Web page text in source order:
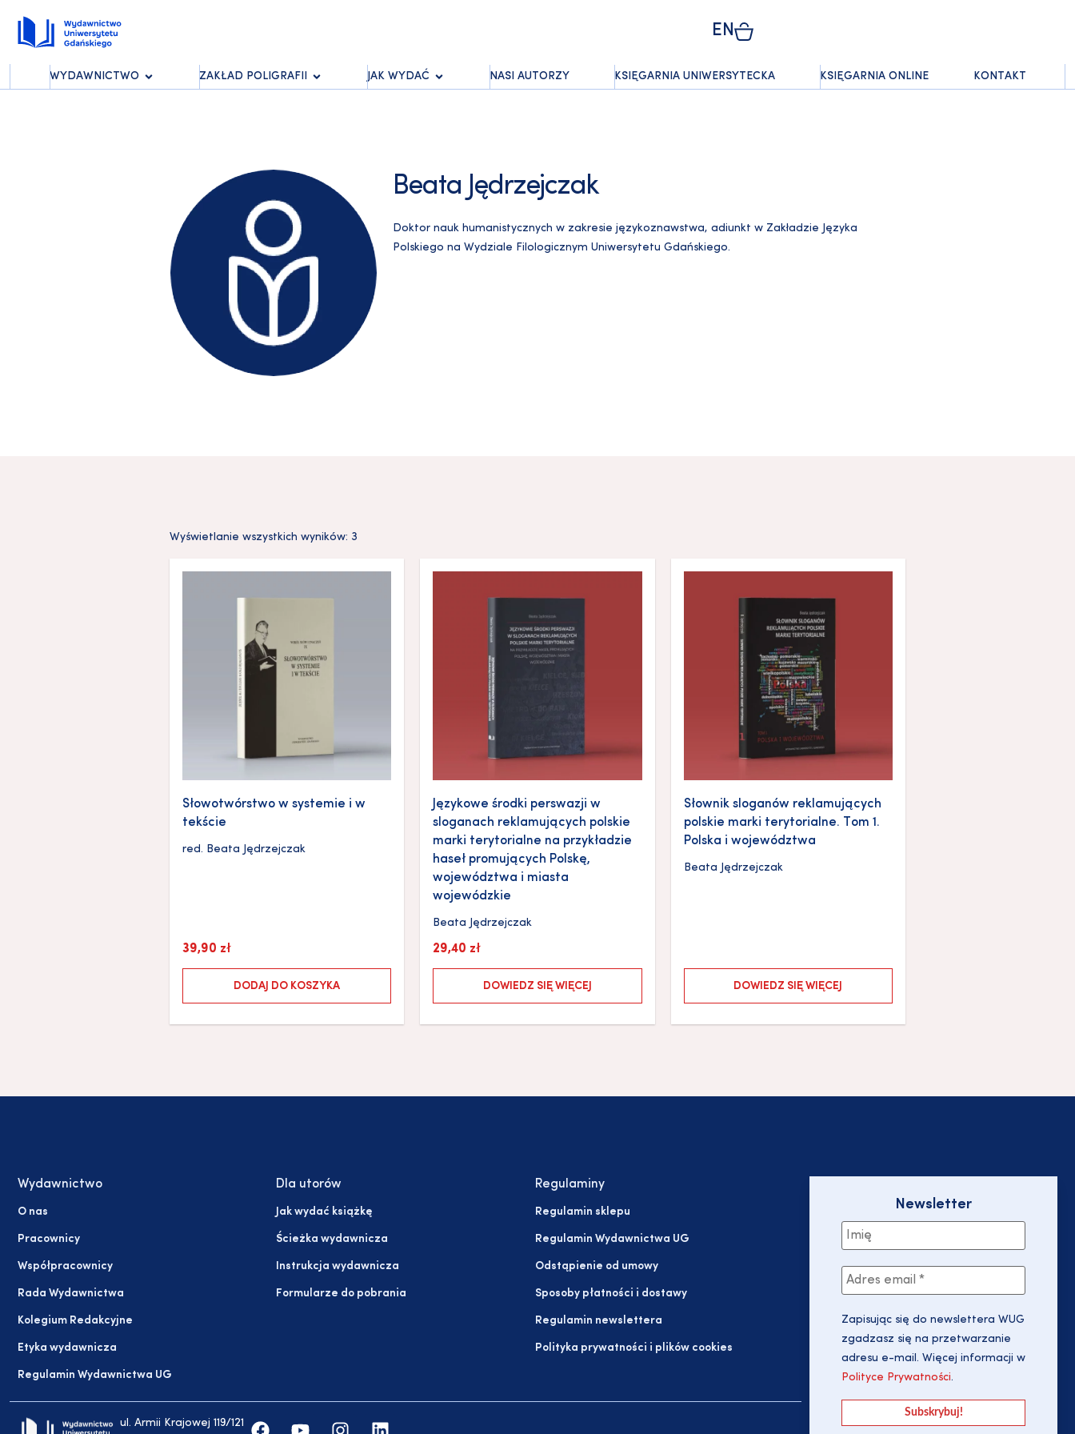
EN
WYDAWNICTWO ZAKŁAD POLIGRAFII JAK WYDAĆ NASI AUTORZY KSIĘGARNIA UNIWERSYTECKA KSIĘGARNIA ONLINE KONTAKT
Beata Jędrzejczak
Doktor nauk humanistycznych w zakresie językoznawstwa, adiunkt w Zakładzie Języka
Polskiego na Wydziale Filologicznym Uniwersytetu Gdańskiego.
Wyświetlanie wszystkich wyników: 3
Słowotwórstwo w systemie i w
tekście
red. Beata Jędrzejczak
39,90 zł
DODAJ DO KOSZYKA
Językowe środki perswazji w
sloganach reklamujących polskie
marki terytorialne na przykładzie
haseł promujących Polskę,
województwa i miasta
wojewódzkie
Beata Jędrzejczak
29,40 zł
DOWIEDZ SIĘ WIĘCEJ
Słownik sloganów reklamujących
polskie marki terytorialne. Tom 1.
Polska i województwa
Beata Jędrzejczak
DOWIEDZ SIĘ WIĘCEJ
Wydawnictwo
O nas
Pracownicy
Współpracownicy
Rada Wydawnictwa
Kolegium Redakcyjne
Etyka wydawnicza
Regulamin Wydawnictwa UG
Dla utorów
Jak wydać książkę
Ścieżka wydawnicza
Instrukcja wydawnicza
Formularze do pobrania
Regulaminy
Regulamin sklepu
Regulamin Wydawnictwa UG
Odstąpienie od umowy
Sposoby płatności i dostawy
Regulamin newslettera
Polityka prywatności i plików cookies
ul. Armii Krajowej 119/121
Newsletter
Zapisując się do newslettera WUG
zgadzasz się na przetwarzanie
adresu e-mail. Więcej informacji w
Polityce Prywatności.